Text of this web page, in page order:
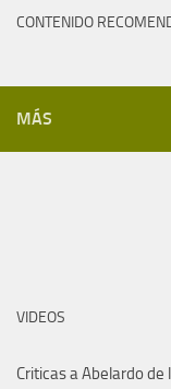
CONTENIDO
MÁS
VIDEOS
Criticas a Abelardo